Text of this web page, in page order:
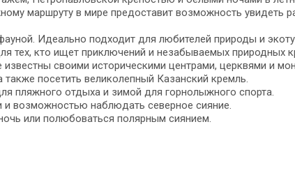
маршруту в мире предоставит возможность увидеть
Идеально подходит для любителей природы и
тех, кто ищет приключений и незабываемых природных
своими историческими центрами, церквями и
посетить великолепный Казанский кремль.
пляжного отдыха и зимой для горнолыжного спорта.
и возможностью наблюдать северное сияние.
или полюбоваться полярным сиянием.